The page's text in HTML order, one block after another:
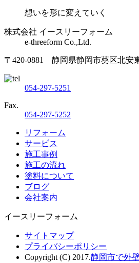
想いを形に変えていく
株式会社 イースリーフォーム
e-threeform Co.,Ltd.
〒420-0881 静岡県静岡市葵区北安
054-297-5251
Fax.
054-297-5252
リフォーム
サービス
施工事例
施工の流れ
塗料について
ブログ
会社案内
イースリーフォーム
サイトマップ
プライバシーポリシー
Copyright (C) 2017.静岡市で外